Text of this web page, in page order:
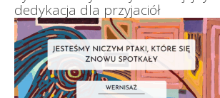
dedykacja dla przyjaciół